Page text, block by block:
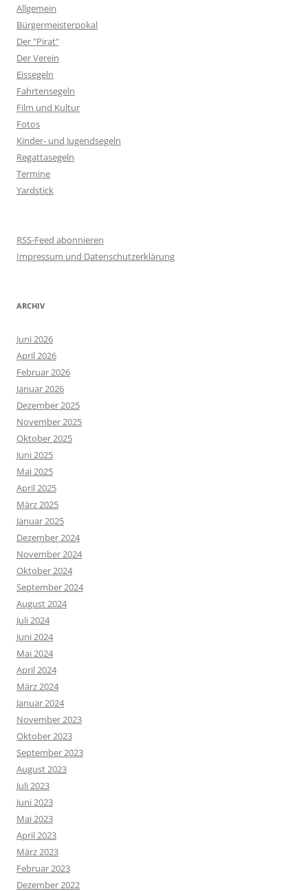
Allgemein
Bürgermeisterpokal
Der "Pirat"
Der Verein
Eissegeln
Fahrtensegeln
Film und Kultur
Fotos
Kinder- und Jugendsegeln
Regattasegeln
Termine
Yardstick
RSS-Feed abonnieren
Impressum und Datenschutzerklärung
ARCHIV
Juni 2026
April 2026
Februar 2026
Januar 2026
Dezember 2025
November 2025
Oktober 2025
Juni 2025
Mai 2025
April 2025
März 2025
Januar 2025
Dezember 2024
November 2024
Oktober 2024
September 2024
August 2024
Juli 2024
Juni 2024
Mai 2024
April 2024
März 2024
Januar 2024
November 2023
Oktober 2023
September 2023
August 2023
Juli 2023
Juni 2023
Mai 2023
April 2023
März 2023
Februar 2023
Dezember 2022